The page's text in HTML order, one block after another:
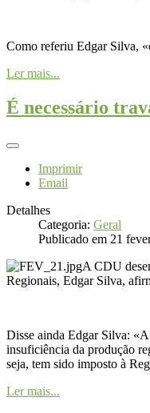
Como referiu Edgar Silva,
Ler mais...
É necessário
Imprimir
Email
Detalhes
Categoria: Geral
Publicado em 21
A CDU
Regionais, Edgar Silva,
Disse ainda Edgar Silva:
insuficiência da produção
seja, tem sido imposto à
Ler mais...